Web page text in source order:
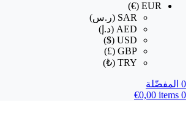
EUR (€)
SAR (ر.س)
AED (د.إ)
USD ($)
GBP (£)
TRY (₺)
0 المفضّلة
0
items
€0,00